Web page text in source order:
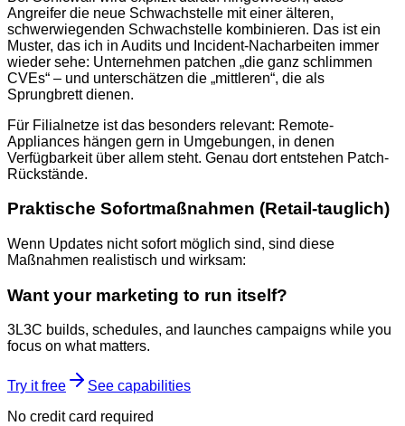
Angreifer die neue Schwachstelle mit einer älteren,
schwerwiegenden Schwachstelle kombinieren. Das ist ein
Muster, das ich in Audits und Incident-Nacharbeiten immer
wieder sehe: Unternehmen patchen „die ganz schlimmen
CVEs“ – und unterschätzen die „mittleren“, die als
Sprungbrett dienen.
Für Filialnetze ist das besonders relevant: Remote-
Appliances hängen gern in Umgebungen, in denen
Verfügbarkeit über allem steht. Genau dort entstehen Patch-
Rückstände.
Praktische Sofortmaßnahmen (Retail-tauglich)
Wenn Updates nicht sofort möglich sind, sind diese
Maßnahmen realistisch und wirksam:
Want your marketing to run itself?
3L3C builds, schedules, and launches campaigns while you
focus on what matters.
Try it free
See capabilities
No credit card required